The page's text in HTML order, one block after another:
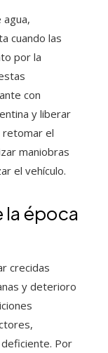
cuando las
por la
con
y liberar
retomar el
maniobras
el vehículo.
la época
crecidas
y deterioro
Por